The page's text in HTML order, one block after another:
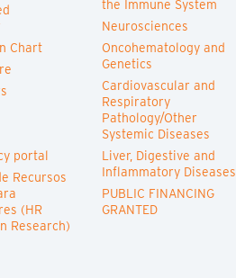
Chart
portal
Recursos
(HR
Research)
the Immune System
Neurosciences
Oncohematology and
Genetics
Cardiovascular and
Respiratory
Pathology/Other
Systemic Diseases
Liver, Digestive and
Inflammatory Diseases
PUBLIC FINANCING
GRANTED